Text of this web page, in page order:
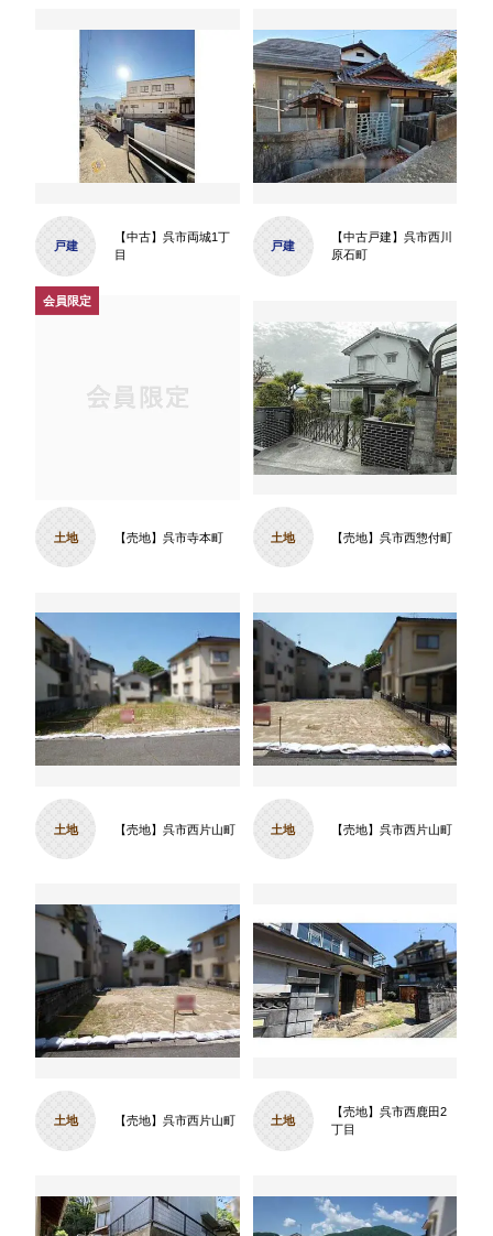
戸建
【中古】呉市両城1丁
目
戸建
【中古戸建】呉市西川
原石町
土地 【売地】呉市寺本町 土地 【売地】呉市西惣付町
土地 【売地】呉市西片山町 土地 【売地】呉市西片山町
土地 【売地】呉市西片山町 土地
【売地】呉市西鹿田2
丁目